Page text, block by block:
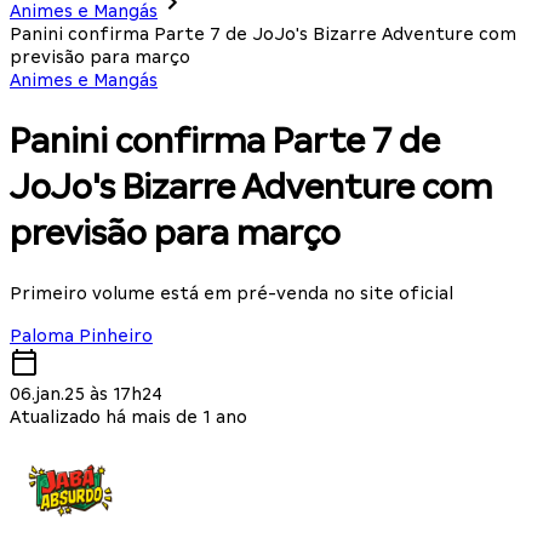
Animes e Mangás
Panini confirma Parte 7 de JoJo's Bizarre Adventure com
previsão para março
Animes e Mangás
Panini confirma Parte 7 de
JoJo's Bizarre Adventure com
previsão para março
Primeiro volume está em pré-venda no site oficial
Paloma Pinheiro
06.jan.25 às 17h24
Atualizado há mais de 1 ano